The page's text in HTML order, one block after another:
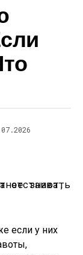
если у них